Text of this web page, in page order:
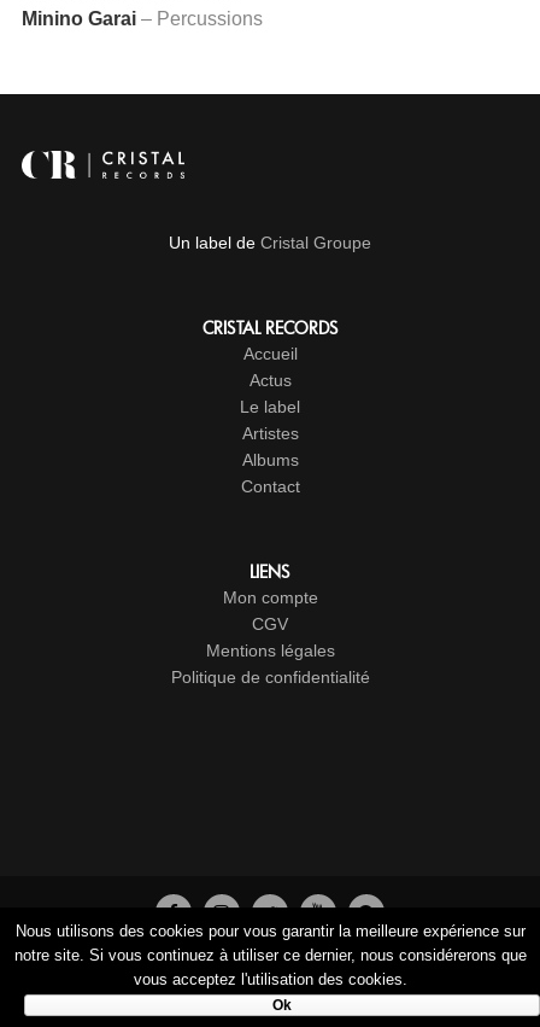
Minino Garai– Percussions
Un label de Cristal Groupe
CRISTAL RECORDS
Accueil
Actus
Le label
Artistes
Albums
Contact
LIENS
Mon compte
CGV
Mentions légales
Politique de confidentialité
© 2017-2026Cristal Groupe-Studio Vitamine - Tous droits
réservés
Nous utilisons des cookies pour vous garantir la meilleure expérience sur
notre site. Si vous continuez à utiliser ce dernier, nous considérerons que
vous acceptez l'utilisation des cookies.
Ok